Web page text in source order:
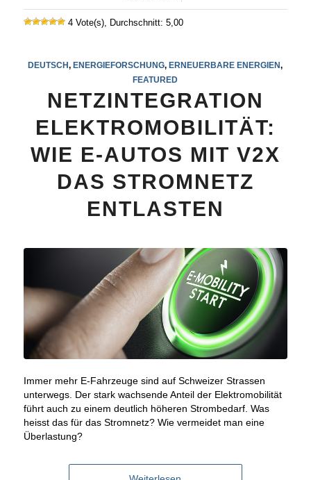
4 Vote(s), Durchschnitt: 5,00
DEUTSCH,ENERGIEFORSCHUNG,ERNEUERBARE ENERGIEN,
FEATURED
NETZINTEGRATION
ELEKTROMOBILITÄT:
WIE E-AUTOS MIT V2X
DAS STROMNETZ
ENTLASTEN
Immer mehr E-Fahrzeuge sind auf Schweizer Strassen
unterwegs. Der stark wachsende Anteil der Elektromobilität
führt auch zu einem deutlich höheren Strombedarf. Was
heisst das für das Stromnetz? Wie vermeidet man eine
Überlastung?